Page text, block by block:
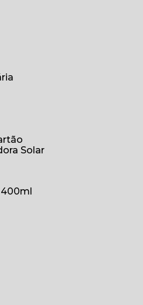
Solar
400ml